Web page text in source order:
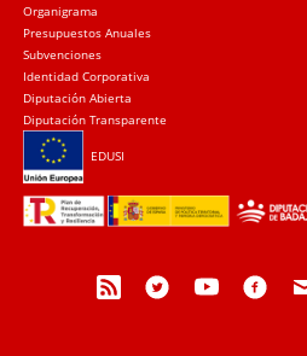
Organigrama
Presupuestos Anuales
Subvenciones
Identidad Corporativa
Diputación Abierta
Diputación Transparente
EDUSI